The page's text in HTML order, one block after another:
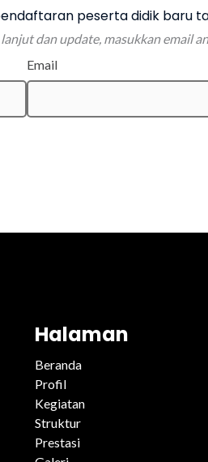
peserta didik baru
dan update, masukkan email
Email
Halaman
Beranda
Profil
Kegiatan
Struktur
Prestasi